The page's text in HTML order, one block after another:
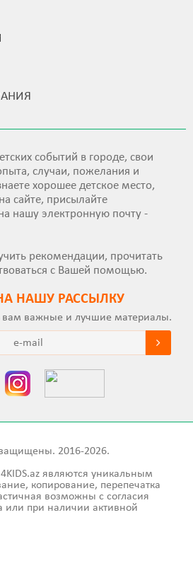
событий в городе, свои
случаи, пожелания и
хорошее детское место,
сайте, присылайте
нашу электронную почту -
рекомендации, прочитать
с Вашей помощью.
НАШУ РАССЫЛКУ
важные и лучшие материалы.
2016-2026.
являются уникальным
копирование, перепечатка
возможны с согласия
или при наличии активной